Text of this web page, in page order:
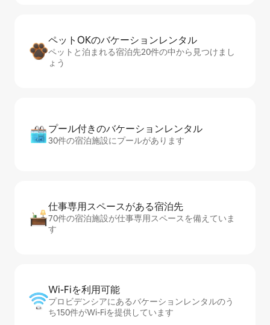
ペットOKのバ⁠ケ⁠ー⁠シ⁠ョ⁠ンレ⁠ン⁠タ⁠ル
ペットと泊まれる宿泊先20件の中から見つけまし
ょう
プール付きのバ⁠ケ⁠ー⁠シ⁠ョ⁠ンレ⁠ン⁠タ⁠ル
30件の宿泊施設にプールがあります
仕事専用ス⁠ペ⁠ー⁠スがあ⁠る宿⁠泊⁠先
70件の宿泊施設が仕事専用スペースを備えていま
す
Wi-Fiを利⁠用⁠可⁠能
プロビデンシアにあるバケーションレンタルのう
ち150件がWi-Fiを提供しています